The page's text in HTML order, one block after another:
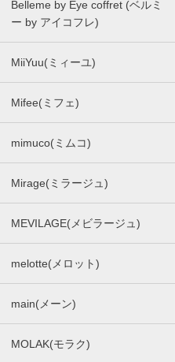
Belleme by Eye coffret (ベルミ
ー by アイコフレ)
MiiYuu(ミィーユ)
Mifee(ミフェ)
mimuco(ミムコ)
Mirage(ミラージュ)
MEVILAGE(メビラージュ)
melotte(メロット)
main(メーン)
MOLAK(モラク)